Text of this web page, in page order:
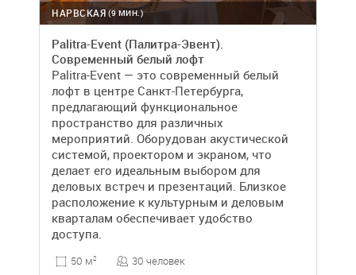
(9 МИН.)
НАРВСКАЯ
Palitra-Event (Палитра-Эвент).
Современный белый лофт
Palitra-Event — это современный белый
лофт в центре Санкт-Петербурга,
предлагающий функциональное
пространство для различных
мероприятий. Оборудован акустической
системой, проектором и экраном, что
делает его идеальным выбором для
деловых встреч и презентаций. Близкое
расположение к культурным и деловым
кварталам обеспечивает удобство
доступа.
50 м2 30 человек